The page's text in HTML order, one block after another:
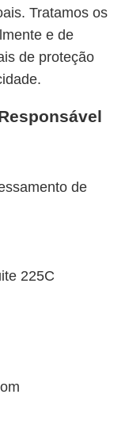
Tratamos os
e de
de proteção
de
225C